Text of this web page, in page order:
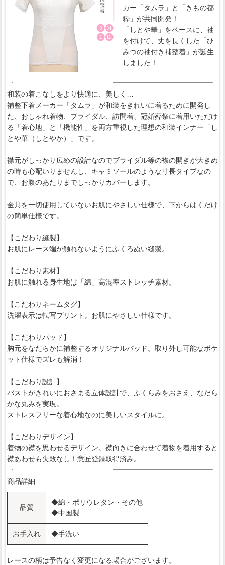
カー「タムラ」と「きもの都
粋」が共同開発！
「しとや華」をベースに、袖
を付けて、丈を長くした「ひ
みつの袖付き補整着」が誕生
しました！
和装の着こなしをより快適に、美しく…
補整下着メーカー「タムラ」が和装をきれいに着るために開発し
た、おしゃれ着物、ブライダル、訪問着、冠婚葬祭に着用いただけ
る「着心地」と「機能性」を両方重視した理想の和装インナー「し
とや華（しとやか）」です。
襟元がしっかり広めの設計なのでブライダル等の襟の開きが大きめ
の時も心配いりませんし、キャミソールのような寸長タイプなの
で、お腹のあたりまでしっかりカバーします。
金具を一切使用していないお肌にやさしい仕様で、下からはくだけ
の簡単仕様です。
【こだわり縫製】
お肌にレース端が触れないようにふくろぬい縫製。
【こだわり素材】
お肌に触れる身生地は「綿」高混率ストレッチ素材。
【こだわりネームタグ】
洗濯表示は転写プリント。お肌にやさしい仕様です。
【こだわりパッド】
胸元をなだらかに補整するオリジナルパッド。取り外し可能なポケ
ット仕様でズレも解消！
【こだわり設計】
バストがきれいにおさまる立体設計で、ふくらみをおさえ、なだら
かな丸みを実現。
ストレスフリーな着心地なのに美しいスタイルに。
【こだわりデザイン】
着物の襟を思わせるデザイン。襟向きに合わせて着物を着用すると
襟あわせも失敗なし！意匠登録取得済み。
商品詳細
品質
◆綿・ポリウレタン・その他
◆中国製
お手入れ ◆手洗い
レースの柄は予告なく変更になる場合がございます。